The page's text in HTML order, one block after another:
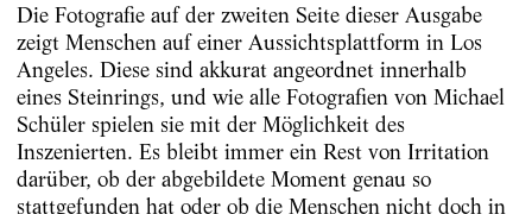
Die Fotografie auf der zweiten Seite dieser Ausgabe
zeigt Menschen auf einer Aussichtsplattform in Los
Angeles. Diese sind akkurat angeordnet innerhalb
eines Steinrings, und wie alle Fotografien von Michael
Schüler spielen sie mit der Möglichkeit des
Inszenierten. Es bleibt immer ein Rest von Irritation
darüber, ob der abgebildete Moment genau so
stattgefunden hat oder ob die Menschen nicht doch in